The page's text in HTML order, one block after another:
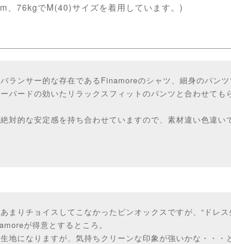
、76kgでM(40)サイズを着用しています。)
ランサー的な存在であるFinamoreのシャツ、細身のパン
パードの効いたリラックスフィットのパンツと合わせても
対的な安定感を持ち合わせていますので、素材違い色違い
まりチョイスしてこなかったピンオックスですが、“ドレ
が得意とするところ。
地になりますが、気持ちクリーンな印象が強いかな・・・